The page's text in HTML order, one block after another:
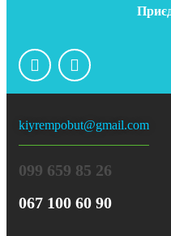
kiyrempobut@gmail.com
099 659 85 26
067 100 60 90